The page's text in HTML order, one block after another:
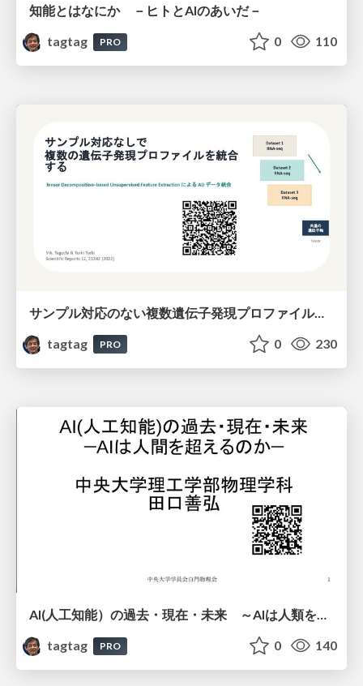
知能とはなにか －ヒトとAIのあいだ－
tagtag
PRO 0 110
サンプル対応のない複数遺伝子発現プロファイルに対するテンソル分解型統合解析の要約
tagtag
PRO 0 230
AI(人工知能）の過去・現在・未来 ～AIは人類を越えるのか～
tagtag
PRO 0 140